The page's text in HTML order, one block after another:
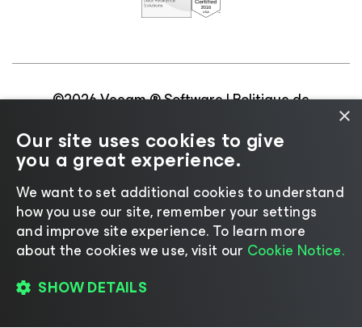
S’INSCRIRE POUR LIRE
©2026 Veeam ® Software |Politique de
|
Secteur juridique|Politique de licences
Ressources pour les fournisseurs
Changer de langue
×
Our site uses cookies to give
you a great experience.
We want to set additional cookies to understand
how you use our site, remember your settings
and improve site experience. ​To learn more
about the cookies we use, visit our Cookie Notice.
SHOW DETAILS